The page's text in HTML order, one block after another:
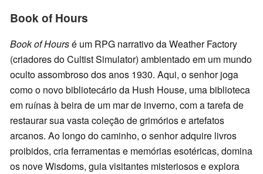
Book of Hours
Book of Hoursé um RPG narrativo da Weather Factory
(criadores do Cultist Simulator) ambientado em um mundo
oculto assombroso dos anos 1930. Aqui, o senhor joga
como o novo bibliotecário da Hush House, uma biblioteca
em ruínas à beira de um mar de inverno, com a tarefa de
restaurar sua vasta coleção de grimórios e artefatos
arcanos. Ao longo do caminho, o senhor adquire livros
proibidos, cria ferramentas e memórias esotéricas, domina
os nove Wisdoms, guia visitantes misteriosos e explora